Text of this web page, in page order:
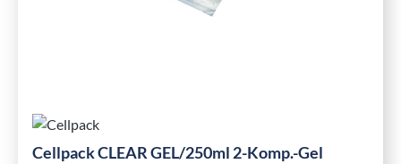
Cellpack CLEAR GEL/250ml 2-Komp.-Gel